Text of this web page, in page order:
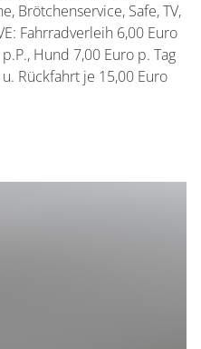
Brötchenservice, Safe, TV,
Fahrradverleih 6,00 Euro
Hund 7,00 Euro p. Tag
Rückfahrt je 15,00 Euro